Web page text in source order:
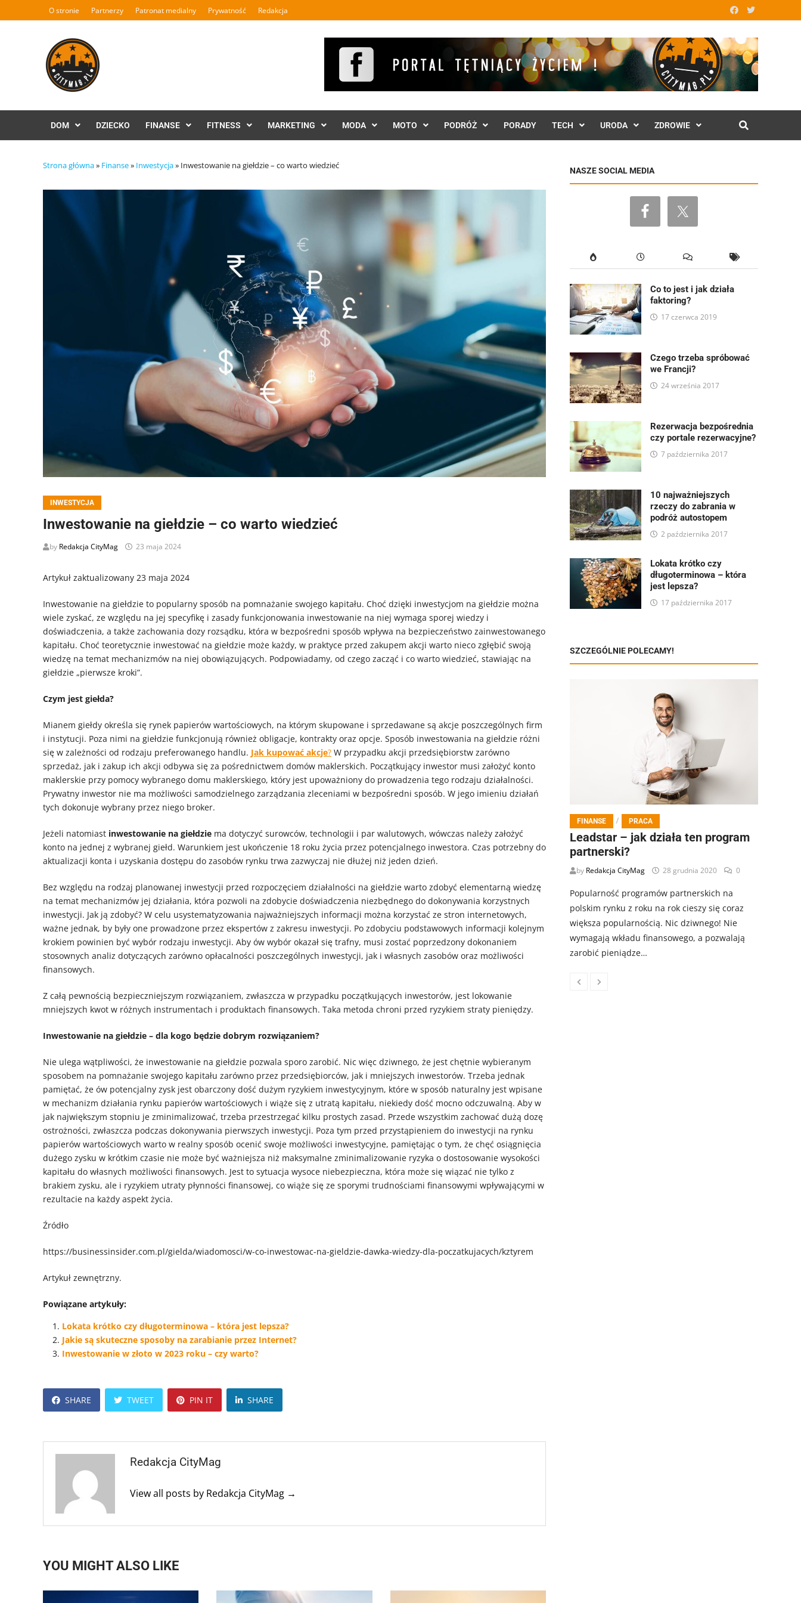
to
O stronie Partnerzy Patronat medialny Prywatność Redakcja
DOM DZIECKO FINANSE FITNESS MARKETING MODA MOTO PODRÓŻ PORADY TECH URODA ZDROWIE
Strona główna» Finanse» Inwestycja» Inwestowanie na giełdzie – co warto wiedzieć
INWESTYCJA
Inwestowanie na giełdzie – co warto wiedzieć
by Redakcja CityMag 23 maja 2024
Artykuł zaktualizowany 23 maja 2024
Inwestowanie na giełdzie to popularny sposób na pomnażanie swojego kapitału. Choć dzięki inwestycjom na giełdzie można
wiele zyskać, ze względu na jej specyfikę i zasady funkcjonowania inwestowanie na niej wymaga sporej wiedzy i
doświadczenia, a także zachowania dozy rozsądku, która w bezpośredni sposób wpływa na bezpieczeństwo zainwestowanego
kapitału. Choć teoretycznie inwestować na giełdzie może każdy, w praktyce przed zakupem akcji warto nieco zgłębić swoją
wiedzę na temat mechanizmów na niej obowiązujących. Podpowiadamy, od czego zacząć i co warto wiedzieć, stawiając na
giełdzie „pierwsze kroki”.
Czym jest giełda?
Mianem giełdy określa się rynek papierów wartościowych, na którym skupowane i sprzedawane są akcje poszczególnych firm
i instytucji. Poza nimi na giełdzie funkcjonują również obligacje, kontrakty oraz opcje. Sposób inwestowania na giełdzie różni
się w zależności od rodzaju preferowanego handlu. Jak kupować akcje? W przypadku akcji przedsiębiorstw zarówno
sprzedaż, jak i zakup ich akcji odbywa się za pośrednictwem domów maklerskich. Początkujący inwestor musi założyć konto
maklerskie przy pomocy wybranego domu maklerskiego, który jest upoważniony do prowadzenia tego rodzaju działalności.
Prywatny inwestor nie ma możliwości samodzielnego zarządzania zleceniami w bezpośredni sposób. W jego imieniu działań
tych dokonuje wybrany przez niego broker.
Jeżeli natomiast inwestowanie na giełdzie ma dotyczyć surowców, technologii i par walutowych, wówczas należy założyć
konto na jednej z wybranej giełd. Warunkiem jest ukończenie 18 roku życia przez potencjalnego inwestora. Czas potrzebny do
aktualizacji konta i uzyskania dostępu do zasobów rynku trwa zazwyczaj nie dłużej niż jeden dzień.
Bez względu na rodzaj planowanej inwestycji przed rozpoczęciem działalności na giełdzie warto zdobyć elementarną wiedzę
na temat mechanizmów jej działania, która pozwoli na zdobycie doświadczenia niezbędnego do dokonywania korzystnych
inwestycji. Jak ją zdobyć? W celu usystematyzowania najważniejszych informacji można korzystać ze stron internetowych,
ważne jednak, by były one prowadzone przez ekspertów z zakresu inwestycji. Po zdobyciu podstawowych informacji kolejnym
krokiem powinien być wybór rodzaju inwestycji. Aby ów wybór okazał się trafny, musi zostać poprzedzony dokonaniem
stosownych analiz dotyczących zarówno opłacalności poszczególnych inwestycji, jak i własnych zasobów oraz możliwości
finansowych.
Z całą pewnością bezpieczniejszym rozwiązaniem, zwłaszcza w przypadku początkujących inwestorów, jest lokowanie
mniejszych kwot w różnych instrumentach i produktach finansowych. Taka metoda chroni przed ryzykiem straty pieniędzy.
Inwestowanie na giełdzie – dla kogo będzie dobrym rozwiązaniem?
Nie ulega wątpliwości, że inwestowanie na giełdzie pozwala sporo zarobić. Nic więc dziwnego, że jest chętnie wybieranym
sposobem na pomnażanie swojego kapitału zarówno przez przedsiębiorców, jak i mniejszych inwestorów. Trzeba jednak
pamiętać, że ów potencjalny zysk jest obarczony dość dużym ryzykiem inwestycyjnym, które w sposób naturalny jest wpisane
w mechanizm działania rynku papierów wartościowych i wiąże się z utratą kapitału, niekiedy dość mocno odczuwalną. Aby w
jak największym stopniu je zminimalizować, trzeba przestrzegać kilku prostych zasad. Przede wszystkim zachować dużą dozę
ostrożności, zwłaszcza podczas dokonywania pierwszych inwestycji. Poza tym przed przystąpieniem do inwestycji na rynku
papierów wartościowych warto w realny sposób ocenić swoje możliwości inwestycyjne, pamiętając o tym, że chęć osiągnięcia
dużego zysku w krótkim czasie nie może być ważniejsza niż maksymalne zminimalizowanie ryzyka o dostosowanie wysokości
kapitału do własnych możliwości finansowych. Jest to sytuacja wysoce niebezpieczna, która może się wiązać nie tylko z
brakiem zysku, ale i ryzykiem utraty płynności finansowej, co wiąże się ze sporymi trudnościami finansowymi wpływającymi w
rezultacie na każdy aspekt życia.
Źródło
https://businessinsider.com.pl/gielda/wiadomosci/w-co-inwestowac-na-gieldzie-dawka-wiedzy-dla-poczatkujacych/kztyrem
Artykuł zewnętrzny.
Powiązane artykuły:
Lokata krótko czy długoterminowa – która jest lepsza?
Jakie są skuteczne sposoby na zarabianie przez Internet?
Inwestowanie w złoto w 2023 roku – czy warto?
SHARE TWEET PIN IT SHARE
Redakcja CityMag
View all posts by Redakcja CityMag →
YOU MIGHT ALSO LIKE
NASZE SOCIAL MEDIA
Co to jest i jak działa
faktoring?
17 czerwca 2019
Czego trzeba spróbować
we Francji?
24 września 2017
Rezerwacja bezpośrednia
czy portale rezerwacyjne?
7 października 2017
10 najważniejszych
rzeczy do zabrania w
podróż autostopem
2 października 2017
Lokata krótko czy
długoterminowa – która
jest lepsza?
17 października 2017
SZCZEGÓLNIE POLECAMY!
FINANSE / PRACA
Leadstar – jak działa ten program
partnerski?
by Redakcja CityMag 28 grudnia 2020 0
Popularność programów partnerskich na
polskim rynku z roku na rok cieszy się coraz
większa popularnością. Nic dziwnego! Nie
wymagają wkładu finansowego, a pozwalają
zarobić pieniądze…